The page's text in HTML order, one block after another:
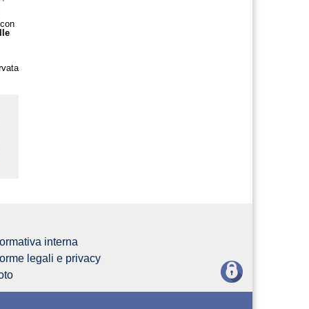
interna
legali e privacy